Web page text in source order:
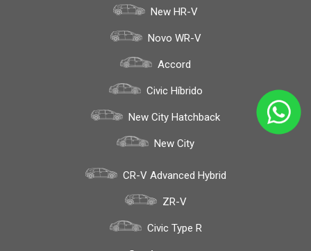
New HR-V
Novo WR-V
Accord
Civic Híbrido
New City Hatchback
New City
CR-V Advanced Hybrid
ZR-V
Civic Type R